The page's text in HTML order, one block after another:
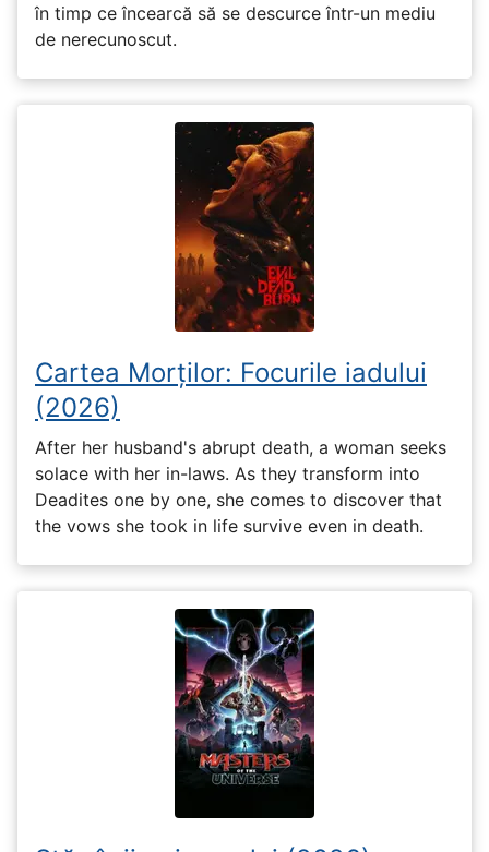
în timp ce încearcă să se descurce într-un mediu
de nerecunoscut.
Cartea Morților: Focurile iadului
(2026)
After her husband's abrupt death, a woman seeks
solace with her in-laws. As they transform into
Deadites one by one, she comes to discover that
the vows she took in life survive even in death.